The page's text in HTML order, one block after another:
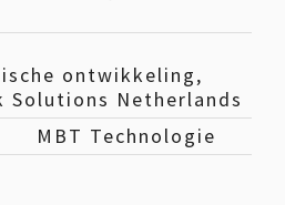
ontwikkeling,
Solutions Netherlands
MBT Technologie